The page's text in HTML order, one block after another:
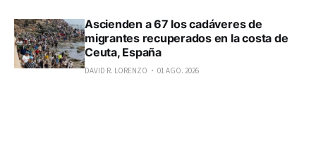
Ascienden a 67 los cadáveres de
migrantes recuperados en la costa de
Ceuta, España
DAVID R. LORENZO 01 AGO. 2026